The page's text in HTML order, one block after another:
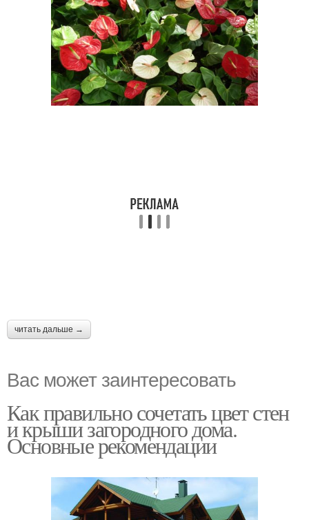
читать дальше →
Вас может заинтересовать
Как правильно сочетать цвет стен
и крыши загородного дома.
Основные рекомендации